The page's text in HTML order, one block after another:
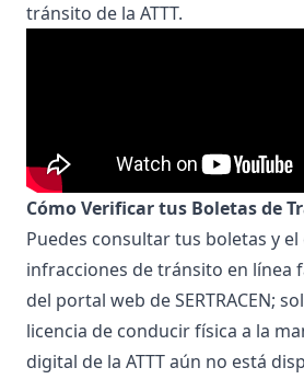
tránsito de la ATTT.
Cómo Verificar tus Boletas de
Puedes consultar tus boletas y
infracciones de tránsito en línea
del portal web de SERTRACEN;
licencia de conducir física a la
digital de la ATTT aún no está